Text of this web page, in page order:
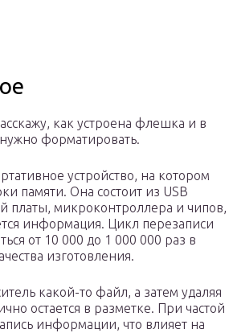
как устроена флешка и в
нужно форматировать.
устройство, на котором
памяти. Она состоит из USB
платы, микроконтроллера и чипов,
информация. Цикл перезаписи
от 10 000 до 1 000 000 раз в
изготовления.
какой-то файл, а затем удаляя
остается в разметке. При частой
информации, что влияет на